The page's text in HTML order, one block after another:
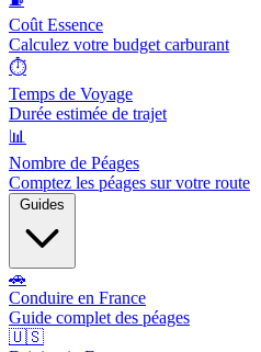
Coût Essence
Calculez votre budget carburant
⏱️
Temps de Voyage
Durée estimée de trajet
📊
Nombre de Péages
Comptez les péages sur votre route
Guides
🚗
Conduire en France
Guide complet des péages
🇺🇸